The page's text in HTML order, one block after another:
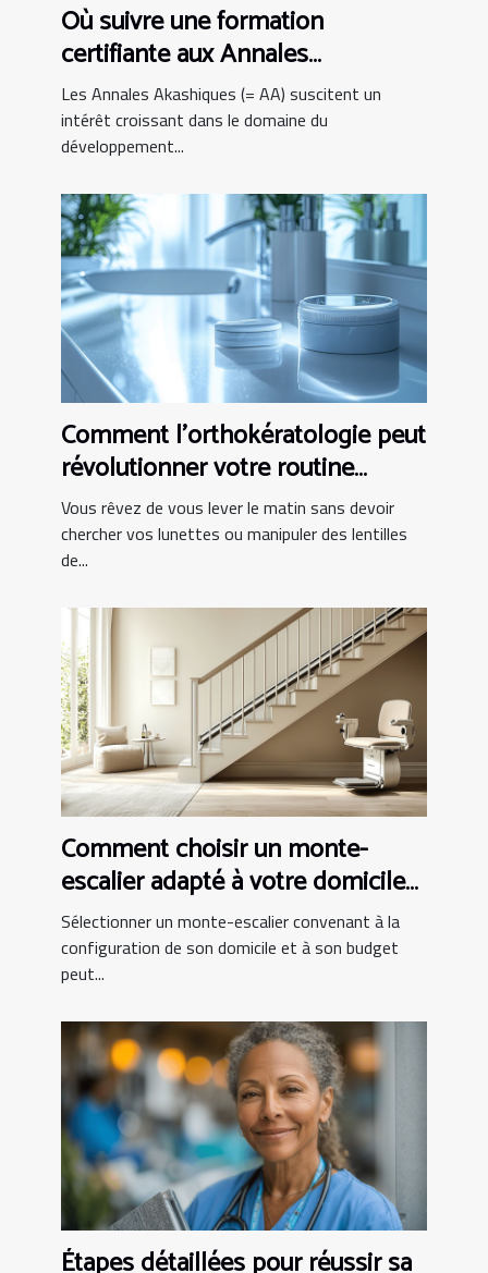
Où suivre une formation
certifiante aux Annales
Akashiques ?
Les Annales Akashiques (= AA) suscitent un
intérêt croissant dans le domaine du
développement...
Comment l'orthokératologie peut
révolutionner votre routine
matinale ?
Vous rêvez de vous lever le matin sans devoir
chercher vos lunettes ou manipuler des lentilles
de...
Comment choisir un monte-
escalier adapté à votre domicile
et budget
Sélectionner un monte-escalier convenant à la
configuration de son domicile et à son budget
peut...
Étapes détaillées pour réussir sa